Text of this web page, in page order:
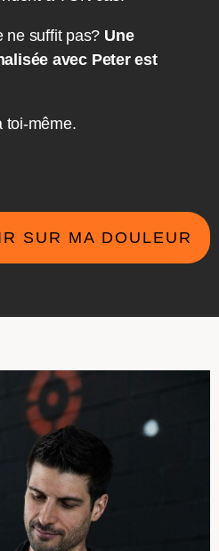
ne suffit pas? Une
avec Peter est
toi-même.
SUR MA DOULEUR